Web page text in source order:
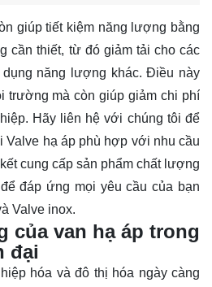
giúp tiết kiệm năng lượng bằng
cần thiết, từ đó giảm tải cho các
năng lượng khác. Điều này
trường mà còn giúp giảm chi phí
Hãy liên hệ với chúng tôi để
Valve hạ áp phù hợp với nhu cầu
cung cấp sản phẩm chất lượng
đáp ứng mọi yêu cầu của bạn
Valve inox.
của van hạ áp trong
đại
hóa và đô thị hóa ngày càng